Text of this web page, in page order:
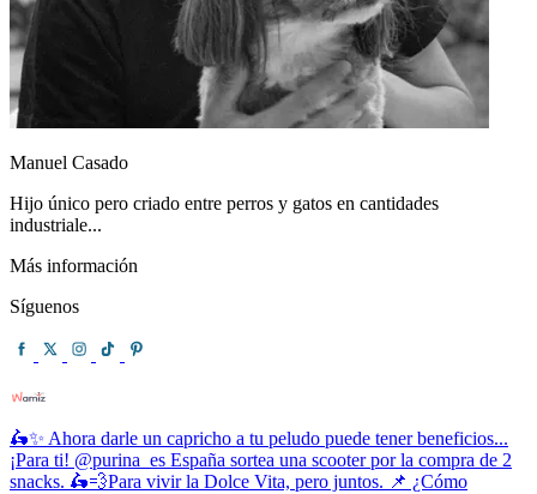
Manuel Casado
Hijo único pero criado entre perros y gatos en cantidades
industriale...
Más información
Síguenos
🛵✨ Ahora darle un capricho a tu peludo puede tener beneficios...
¡Para ti! @purina_es España sortea una scooter por la compra de 2
snacks. 🛵💨Para vivir la Dolce Vita, pero juntos. 📌 ¿Cómo